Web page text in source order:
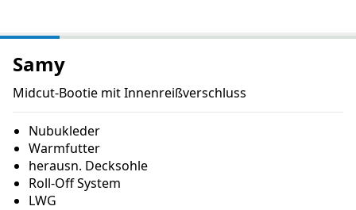
Samy
Midcut-Bootie mit Innenreißverschluss
Nubukleder
Warmfutter
herausn. Decksohle
Roll-Off System
LWG